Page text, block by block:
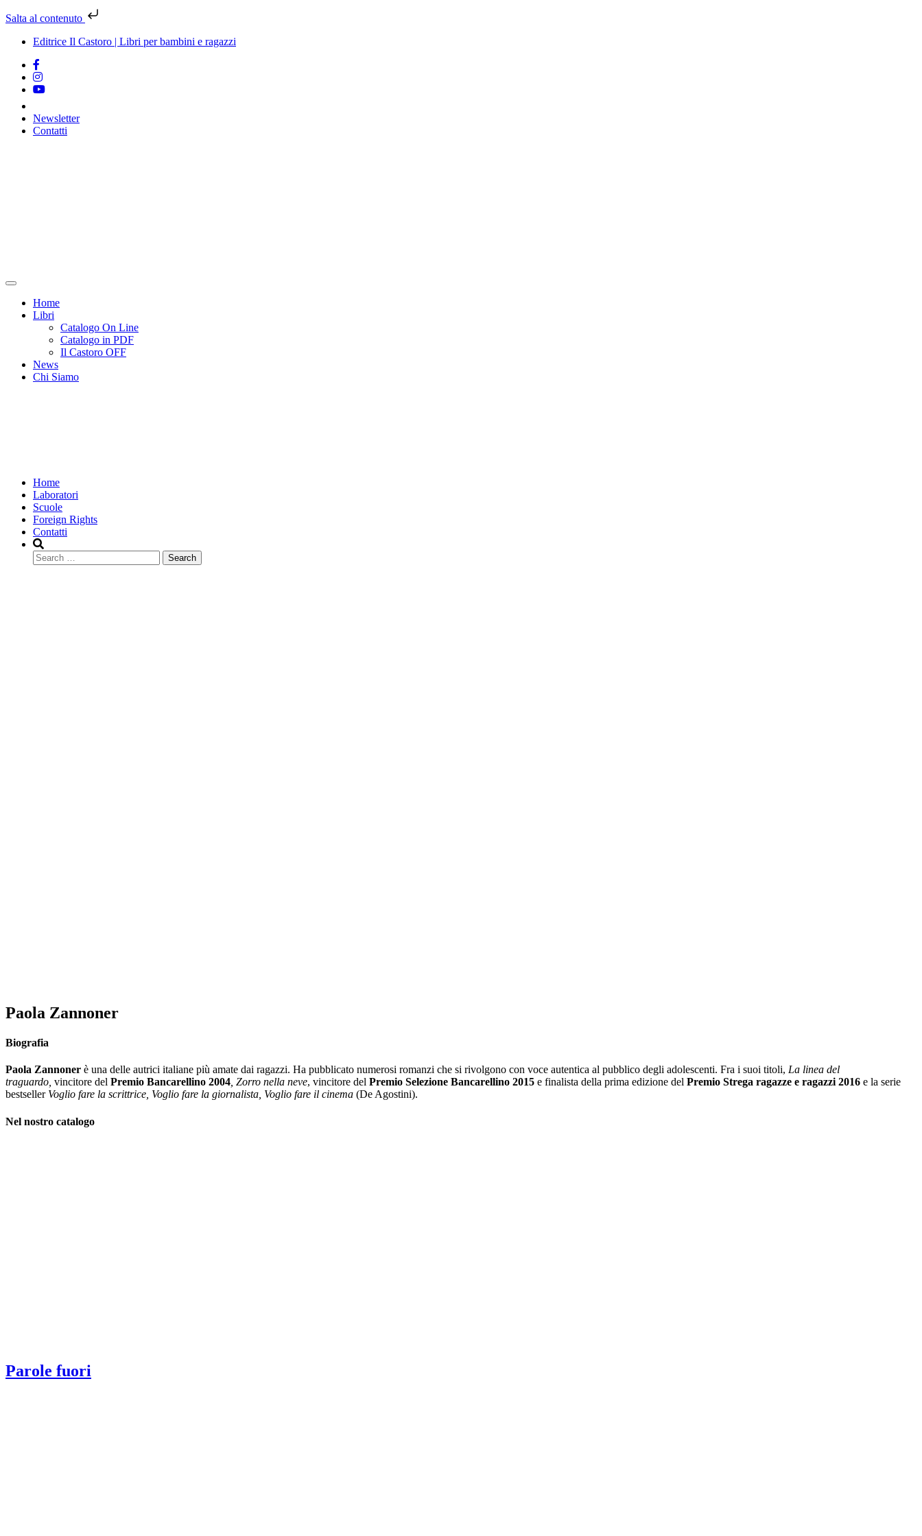
Salta al contenuto
Editrice Il Castoro | Libri per bambini e ragazzi
Newsletter
Contatti
Home
Libri
Catalogo On Line
Catalogo in PDF
Il Castoro OFF
News
Chi Siamo
Home
Laboratori
Scuole
Foreign Rights
Contatti
Search
Paola Zannoner
Biografia
Paola Zannoner è una delle autrici italiane più amate dai ragazzi. Ha pubblicato numerosi romanzi che si rivolgono con voce autentica al pubblico degli adolescenti. Fra i suoi titoli, La linea del
traguardo, vincitore del Premio Bancarellino 2004, Zorro nella neve, vincitore del Premio Selezione Bancarellino 2015 e finalista della prima edizione del Premio Strega ragazze e ragazzi 2016 e la serie
bestseller Voglio fare la scrittrice, Voglio fare la giornalista, Voglio fare il cinema (De Agostini).
Nel nostro catalogo
Parole fuori